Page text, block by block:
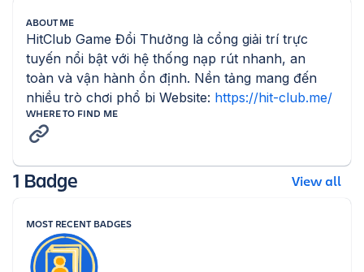
1 Badge View all
MOST RECENT BADGES
ABOUT ME
HitClub Game Đổi Thưởng là cổng giải trí trực
tuyến nổi bật với hệ thống nạp rút nhanh, an
toàn và vận hành ổn định. Nền tảng mang đến
nhiều trò chơi phổ bi Website: https://hit-club.me/
WHERE TO FIND ME